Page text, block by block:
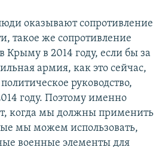
оказывают сопротивление
такое же сопротивление
Крыму в 2014 году, если бы за
армия, как это сейчас,
руководство,
году. Поэтому именно
когда мы должны применить
мы можем использовать,
военные элементы для